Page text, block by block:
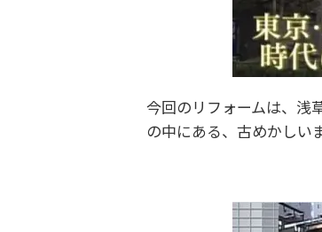
今回のリフォームは、浅
の中にある、古めかしい